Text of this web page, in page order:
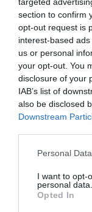
section to confirm
opt-out request is
interest-based
us or personal
your opt-out. You
disclosure of your
IAB’s list of
also be disclosed
Downstream
Personal
I want to opt-
personal data.
Opted In
La tradición
buen jugador